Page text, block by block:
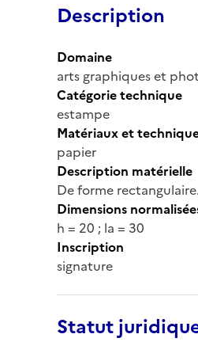
Description
Domaine
arts graphiques et
Catégorie technique
estampe
Matériaux et
papier
Description matérielle
De forme rectangulaire.
Dimensions
h = 20 ; la = 30
Inscription
signature
Statut